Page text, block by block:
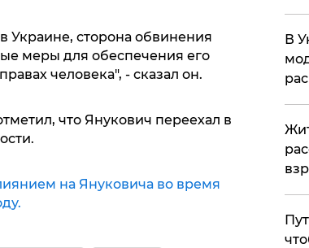
Украине, сторона обвинения
меры для обеспечения его
человека", - сказал он.
что Янукович переехал в
на Януковича во время
В